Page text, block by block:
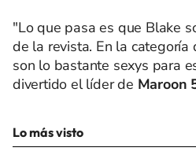
"Lo que pasa es que Blake
de la revista. En la categoría
son lo bastante sexys para
divertido el líder de Maroon
Lo más visto